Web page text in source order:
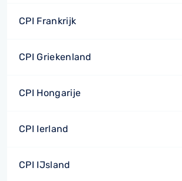
CPI Frankrijk
CPI Griekenland
CPI Hongarije
CPI Ierland
CPI IJsland